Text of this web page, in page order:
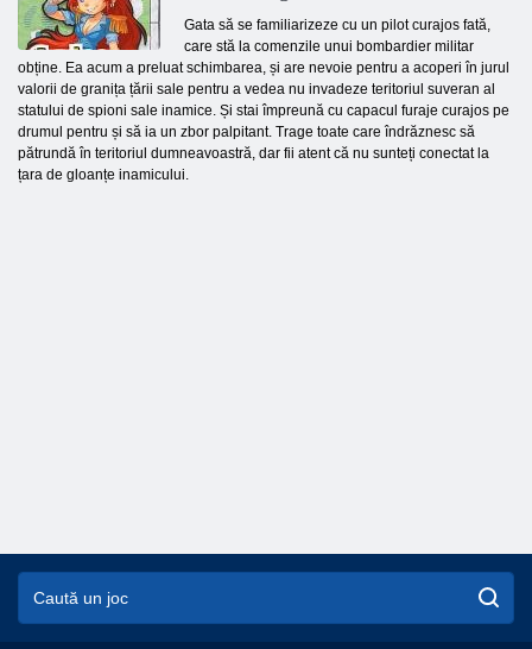
Gata să se familiarizeze cu un pilot curajos fată,
care stă la comenzile unui bombardier militar
obține. Ea acum a preluat schimbarea, și are nevoie pentru a acoperi în jurul
valorii de granița țării sale pentru a vedea nu invadeze teritoriul suveran al
statului de spioni sale inamice. Și stai împreună cu capacul furaje curajos pe
drumul pentru și să ia un zbor palpitant. Trage toate care îndrăznesc să
pătrundă în teritoriul dumneavoastră, dar fii atent că nu sunteți conectat la
țara de gloanțe inamicului.